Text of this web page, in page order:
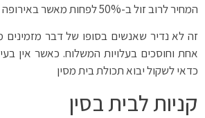
המחיר לרוב זול ב-50% לפחות מאשר באירופה או בארצות הברית.
זה לא נדיר שאנשים בסופו של דבר
אחת וחוסכים בעלויות המשלוח. כאשר אין
כדאי לשקול יבוא תכולת בית מסין
קניות לבית בסין